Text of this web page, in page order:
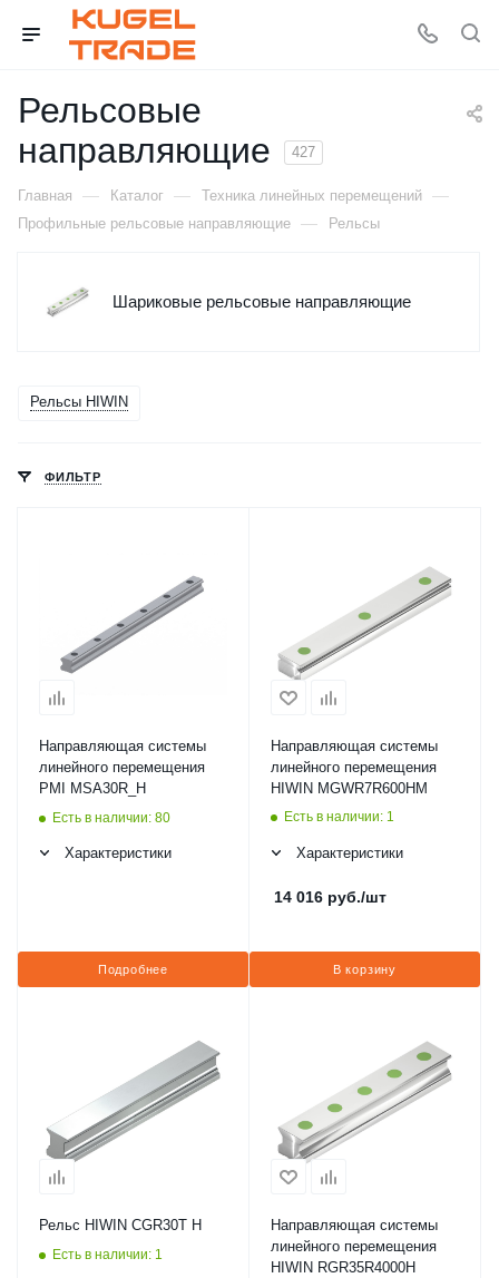
Рельсовые
направляющие
427
Главная — Каталог — Техника линейных перемещений —
Профильные рельсовые направляющие — Рельсы
Шариковые рельсовые направляющие
Рельсы HIWIN
ФИЛЬТР
Направляющая системы
линейного перемещения
PMI MSA30R_H
Есть в наличии: 80
Характеристики
Подробнее
Направляющая системы
линейного перемещения
HIWIN MGWR7R600HM
Есть в наличии: 1
Характеристики
14 016 руб./шт
В корзину
Рельс HIWIN CGR30T H
Есть в наличии: 1
Направляющая системы
линейного перемещения
HIWIN RGR35R4000H